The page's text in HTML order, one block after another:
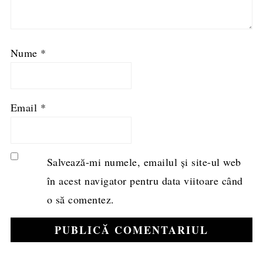
Nume *
Email *
Salvează-mi numele, emailul și site-ul web
în acest navigator pentru data viitoare când
o să comentez.